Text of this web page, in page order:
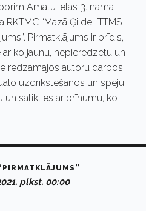
Amatu ielas 3. nama
“Mazā Ģilde” TTMS
Pirmatklājums ir brīdis,
ko jaunu, nepieredzētu un
redzamajos autoru darbos
uzdrīkstēšanos un spēju
un satikties ar brīnumu, ko
plkst. 00:00